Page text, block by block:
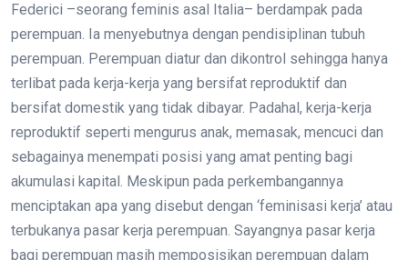
Federici –seorang feminis asal Italia– berdampak pada
perempuan. Ia menyebutnya dengan pendisiplinan tubuh
perempuan. Perempuan diatur dan dikontrol sehingga hanya
terlibat pada kerja-kerja yang bersifat reproduktif dan
bersifat domestik yang tidak dibayar. Padahal, kerja-kerja
reproduktif seperti mengurus anak, memasak, mencuci dan
sebagainya menempati posisi yang amat penting bagi
akumulasi kapital. Meskipun pada perkembangannya
menciptakan apa yang disebut dengan ‘feminisasi kerja’ atau
terbukanya pasar kerja perempuan. Sayangnya pasar kerja
bagi perempuan masih memposisikan perempuan dalam